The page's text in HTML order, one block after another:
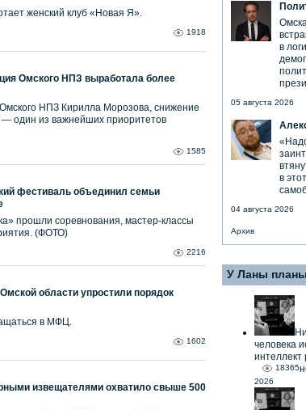
женский клуб «Новая Я».
1918
Омского НПЗ выработала более
НПЗ Кирилла Морозова, снижение
— один из важнейших приоритетов
1585
фестиваль объединил семьи
прошли соревнования, мастер-классы
(ФОТО)
2216
области упростили порядок
в МФЦ.
1602
извещателями охватило свыше 500
в
05 августа 2026
в
04 августа 2026
Архив
У Ланы планы
человека
интеллект
18365
2026